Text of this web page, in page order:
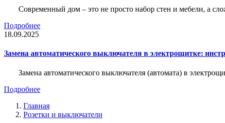
Современный дом – это не просто набор стен и мебели, а
Подробнее
18.09.2025
Замена автоматического выключателя в электрощитке:
Замена автоматического выключателя (автомата) в
Подробнее
Главная
Розетки и выключатели